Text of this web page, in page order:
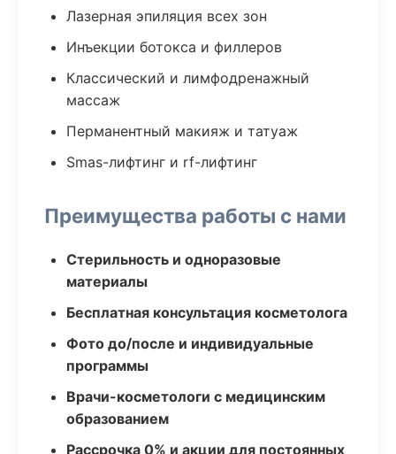
Лазерная эпиляция всех зон
Инъекции ботокса и филлеров
Классический и лимфодренажный
массаж
Перманентный макияж и татуаж
Smas-лифтинг и rf-лифтинг
Преимущества работы с нами
Стерильность и одноразовые
материалы
Бесплатная консультация косметолога
Фото до/после и индивидуальные
программы
Врачи-косметологи с медицинским
образованием
Рассрочка 0% и акции для постоянных